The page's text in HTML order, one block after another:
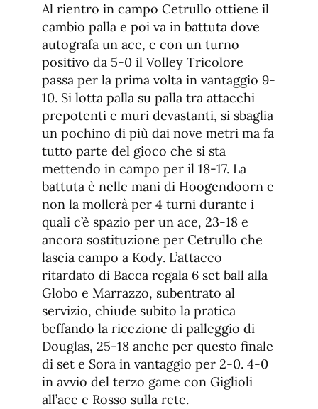
Al rientro in campo Cetrullo ottiene il
cambio palla e poi va in battuta dove
autografa un ace, e con un turno
positivo da 5-0 il Volley Tricolore
passa per la prima volta in vantaggio 9-
10. Si lotta palla su palla tra attacchi
prepotenti e muri devastanti, si sbaglia
un pochino di più dai nove metri ma fa
tutto parte del gioco che si sta
mettendo in campo per il 18-17. La
battuta è nelle mani di Hoogendoorn e
non la mollerà per 4 turni durante i
quali c’è spazio per un ace, 23-18 e
ancora sostituzione per Cetrullo che
lascia campo a Kody. L’attacco
ritardato di Bacca regala 6 set ball alla
Globo e Marrazzo, subentrato al
servizio, chiude subito la pratica
beffando la ricezione di palleggio di
Douglas, 25-18 anche per questo finale
di set e Sora in vantaggio per 2-0. 4-0
in avvio del terzo game con Giglioli
all’ace e Rosso sulla rete.